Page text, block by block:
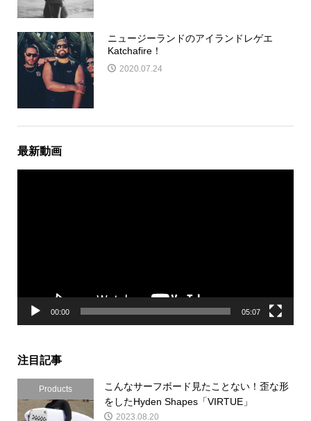
ニュージーランドのアイランドレゲエ
Katchafire！
2020.07.24
最新動画
00:00 05:07
注目記事
Products
こんなサーフボード見たことない！歪な形
をしたHyden Shapes「VIRTUE」
2023.08.20